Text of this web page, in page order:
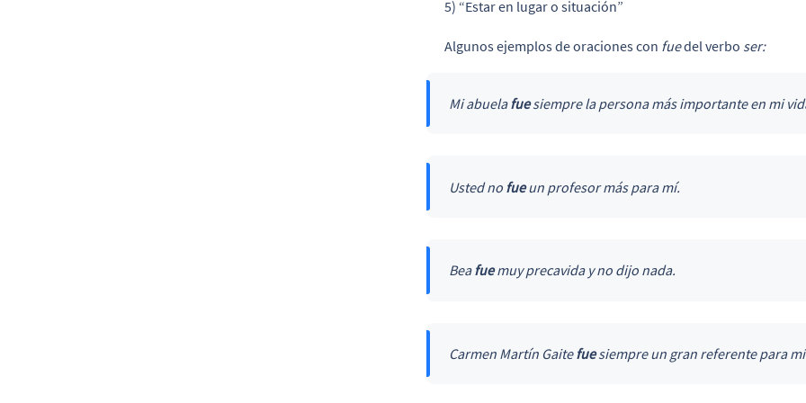
5) “Estar en lugar o situación”
Algunos ejemplos de oraciones con fuedel verbo ser:
Mi abuelafuesiempre la persona más importante en mi
Usted no fueun profesor más para mí.
Beafuemuy precavida y no dijo nada.
Carmen Martín Gaitefuesiempre un gran referente para